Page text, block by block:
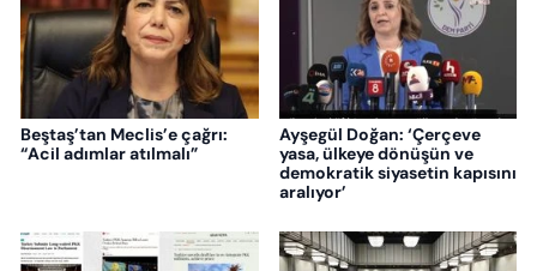
Beştaş’tan Meclis’e çağrı:
“Acil adımlar atılmalı”
Ayşegül Doğan: ‘Çerçeve
yasa, ülkeye dönüşün ve
demokratik siyasetin kapısını
aralıyor’